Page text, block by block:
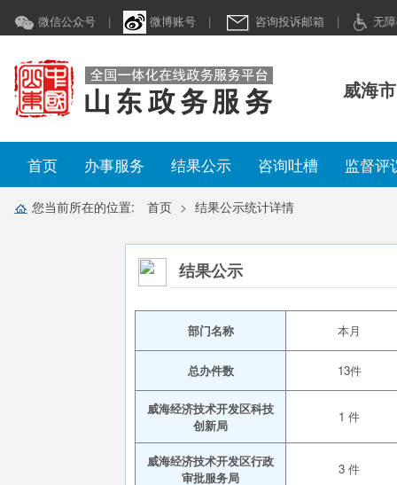
微信公众号 | 微博账号 | 咨询投诉邮箱 | 无
威海
首页 办事服务 结果公示 咨询吐槽 监督
您当前所在的位置: 首页 结果公示统计详情
结果公示
部门名称 本月
总办件数 13件
威海经济技术开发区科技
创新局
1 件
威海经济技术开发区行政
审批服务局
3 件